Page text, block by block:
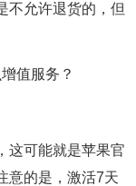
不允许退货的，但
这可能就是苹果官
意的是，激活7天